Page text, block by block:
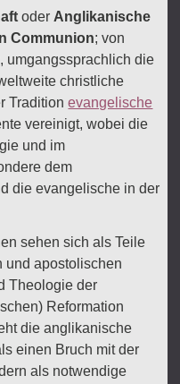
oder Anglikanische
Communion; von
umgangssprachlich die
christliche
Traditionevangelische
vereinigt, wobei die
und im
dem
die evangelische in der
sehen sich als Teile
und apostolischen
Theologie der
Reformation
die anglikanische
einen Bruch mit der
als notwendige